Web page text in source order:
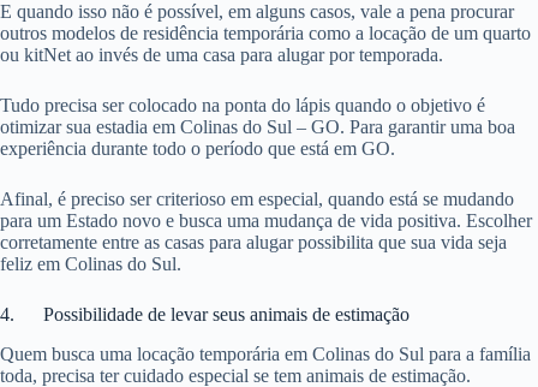
E quando isso não é possível, em alguns casos, vale a pena procurar
outros modelos de residência temporária como a locação de um quarto
ou kitNet ao invés de uma casa para alugar por temporada.
Tudo precisa ser colocado na ponta do lápis quando o objetivo é
otimizar sua estadia em Colinas do Sul – GO. Para garantir uma boa
experiência durante todo o período que está em GO.
Afinal, é preciso ser criterioso em especial, quando está se mudando
para um Estado novo e busca uma mudança de vida positiva. Escolher
corretamente entre as casas para alugar possibilita que sua vida seja
feliz em Colinas do Sul.
4. Possibilidade de levar seus animais de estimação
Quem busca uma locação temporária em Colinas do Sul para a família
toda, precisa ter cuidado especial se tem animais de estimação.